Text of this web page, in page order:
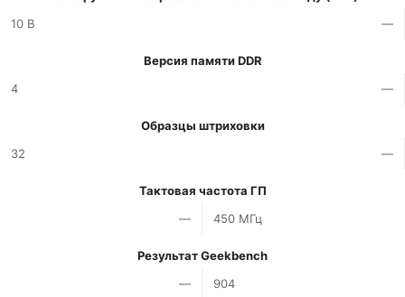
10 В
—
Версия памяти DDR
4
—
Образцы штриховки
32
—
Тактовая частота ГП
—
450 МГц
Результат Geekbench
—
904